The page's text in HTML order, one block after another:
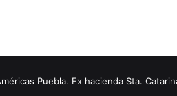
Puebla. Ex hacienda Sta.